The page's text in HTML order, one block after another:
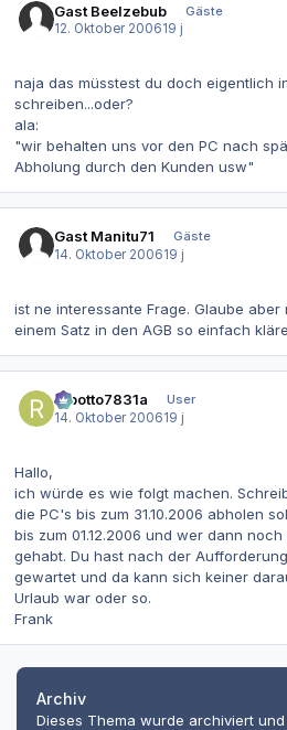
Gast Beelzebub
Gäste
12. Oktober 200619 j
naja das müsstest du doch eigentlich
schreiben...oder?
ala:
"wir behalten uns vor den PC nach
Abholung durch den Kunden usw"
Gast Manitu71
Gäste
14. Oktober 200619 j
ist ne interessante Frage. Glaube
einem Satz in den AGB so einfach
robotto7831a
User
14. Oktober 200619 j
Hallo,
ich würde es wie folgt machen.
die PC's bis zum 31.10.2006 abholen
bis zum 01.12.2006 und wer dann
gehabt. Du hast nach der
gewartet und da kann sich keiner
Urlaub war oder so.
Frank
Archiv
Dieses Thema wurde archiviert